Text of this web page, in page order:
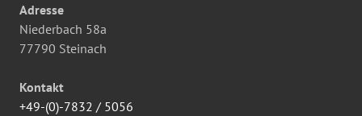
Adresse
Niederbach 58a
77790 Steinach
Kontakt
+49-(0)-7832 / 5056